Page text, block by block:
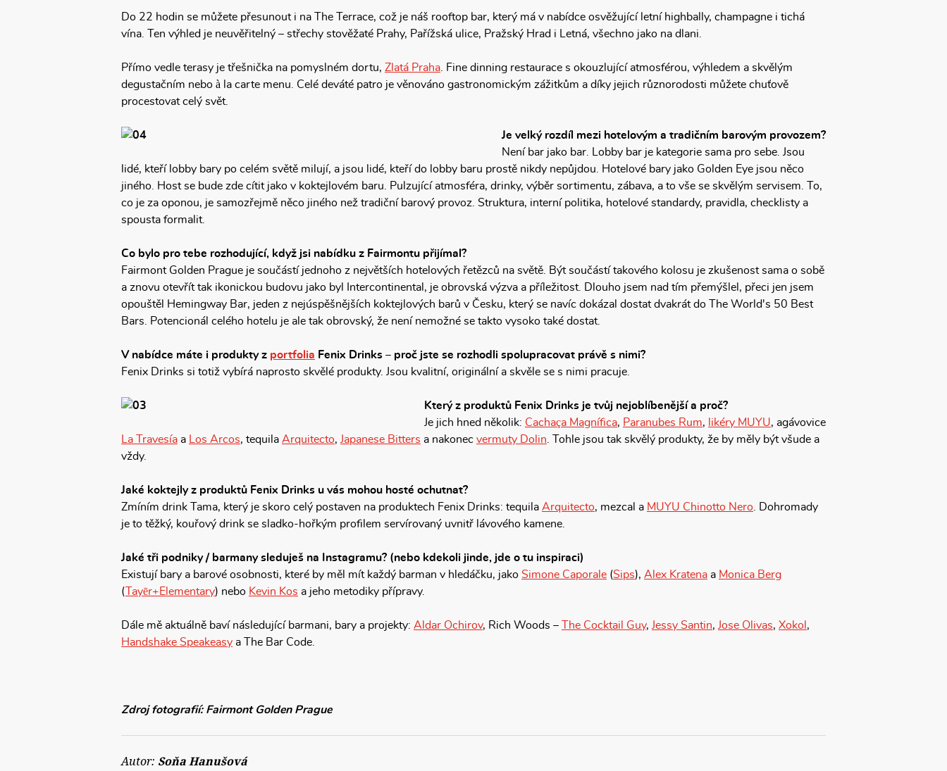
Do 22 hodin se můžete přesunout i na The Terrace, což je náš rooftop bar, který má v nabídce osvěžující letní highbally, champagne i tichá
vína. Ten výhled je neuvěřitelný – střechy stověžaté Prahy, Pařížská ulice, Pražský Hrad i Letná, všechno jako na dlani.
Přímo vedle terasy je třešnička na pomyslném dortu, Zlatá Praha . Fine dinning restaurace s okouzlující atmosférou, výhledem a skvělým
degustačním nebo à la carte menu. Celé deváté patro je věnováno gastronomickým zážitkům a díky jejich různorodosti můžete chuťově
procestovat celý svět.
Je velký rozdíl mezi hotelovým a tradičním barovým provozem?
Není bar jako bar. Lobby bar je kategorie sama pro sebe. Jsou
lidé, kteří lobby bary po celém světě milují, a jsou lidé, kteří do lobby baru prostě nikdy nepůjdou. Hotelové bary jako Golden Eye jsou něco
jiného. Host se bude zde cítit jako v koktejlovém baru. Pulzující atmosféra, drinky, výběr sortimentu, zábava, a to vše se skvělým servisem. To,
co je za oponou, je samozřejmě něco jiného než tradiční barový provoz. Struktura, interní politika, hotelové standardy, pravidla, checklisty a
spousta formalit.
Co bylo pro tebe rozhodující, když jsi nabídku z Fairmontu přijímal?
Fairmont Golden Prague je součástí jednoho z největších hotelových řetězců na světě. Být součástí takového kolosu je zkušenost sama o sobě
a znovu otevřít tak ikonickou budovu jako byl Intercontinental, je obrovská výzva a příležitost. Dlouho jsem nad tím přemýšlel, přeci jen jsem
opouštěl Hemingway Bar, jeden z nejúspěšnějších koktejlových barů v Česku, který se navíc dokázal dostat dvakrát do The World's 50 Best
Bars. Potencionál celého hotelu je ale tak obrovský, že není nemožné se takto vysoko také dostat.
V nabídce máte i produkty z portfolia Fenix Drinks – proč jste se rozhodli spolupracovat právě s nimi?
Fenix Drinks si totiž vybírá naprosto skvělé produkty. Jsou kvalitní, originální a skvěle se s nimi pracuje.
Který z produktů Fenix Drinks je tvůj nejoblíbenější a proč?
Je jich hned několik: Cachaça Magnífica, Paranubes Rum, likéry MUYU, agávovice
La Travesía a Los Arcos, tequila Arquitecto, Japanese Bitters a nakonec vermuty Dolin . Tohle jsou tak skvělý produkty, že by měly být všude a
vždy.
Jaké koktejly z produktů Fenix Drinks u vás mohou hosté ochutnat?
Zmíním drink Tama, který je skoro celý postaven na produktech Fenix Drinks: tequila Arquitecto, mezcal a MUYU Chinotto Nero . Dohromady
je to těžký, kouřový drink se sladko-hořkým profilem servírovaný uvnitř lávového kamene.
Jaké tři podniky / barmany sleduješ na Instagramu? (nebo kdekoli jinde, jde o tu inspiraci)
Existují bary a barové osobnosti, které by měl mít každý barman v hledáčku, jako Simone Caporale (Sips), Alex Kratena a Monica Berg
(
Tayēr+Elementary) nebo Kevin Kos a jeho metodiky přípravy.
Dále mě aktuálně baví následující barmani, bary a projekty: Aldar Ochirov, Rich Woods – The Cocktail Guy, Jessy Santin, Jose Olivas, Xokol ,
Handshake Speakeasy a The Bar Code.
Zdroj fotografií: Fairmont Golden Prague
Autor: Soňa Hanušová